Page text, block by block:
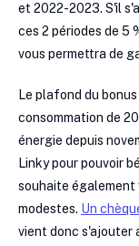
et 2022-2023. S'il
ces 2 périodes de 5
vous permettra de
Le plafond du
consommation de
énergie depuis
Linky pour pouvoir
souhaite également
modestes. Un
vient donc s'ajouter